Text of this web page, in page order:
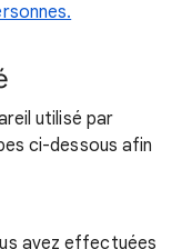
utilisé par
ci-dessous afin
avez effectuées